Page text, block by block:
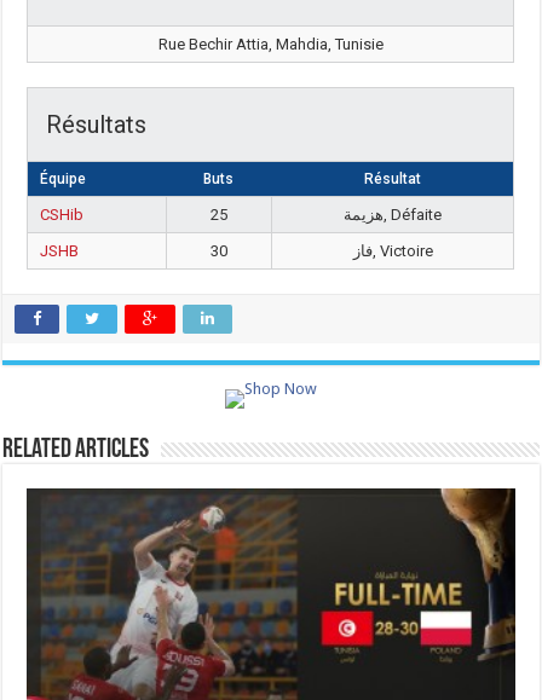
Rue Bechir Attia, Mahdia, Tunisie
Résultats
Équipe Buts Résultat
CSHib 25
هزيمة, Défaite
JSHB
30 فاز, Victoire
Related Articles